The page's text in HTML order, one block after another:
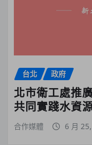
台北 政府
北市衛工處推
共同實踐水資
合作媒體 6 月